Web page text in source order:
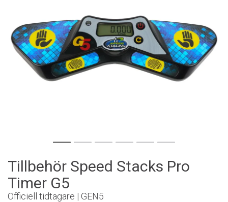
Tillbehör Speed Stacks Pro
Timer G5
Officiell tidtagare | GEN5